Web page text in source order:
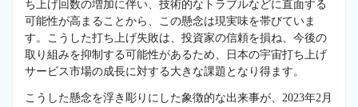
ち上げ回数の増加に伴い、技術的なトラブルなどに直面する
可能性が高まることから、この懸念は現実味を帯びていま
す。こうした打ち上げ失敗は、投資家の信頼を損ね、今後の
取り組みを抑制する可能性があるため、日本の宇宙打ち上げ
サービス市場の成長に対する大きな課題となり得ます。
こうした懸念を浮き彫りにした象徴的な出来事が、2023年2月